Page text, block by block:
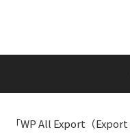
「WP All Export（